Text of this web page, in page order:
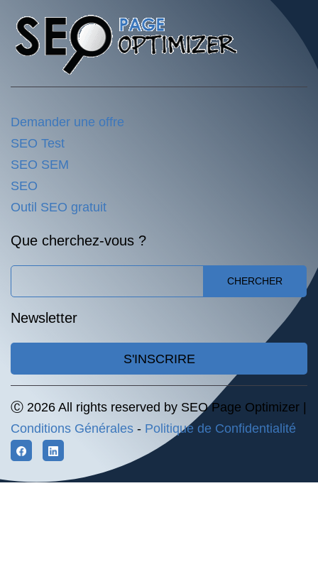
Demander une offre
SEO Test
SEO SEM
SEO
Outil SEO gratuit
Que cherchez-vous ?
CHERCHER
Newsletter
S'INSCRIRE
Ⓒ 2026 All rights reserved by SEO Page Optimizer |
Conditions Générales - Politique de Confidentialité